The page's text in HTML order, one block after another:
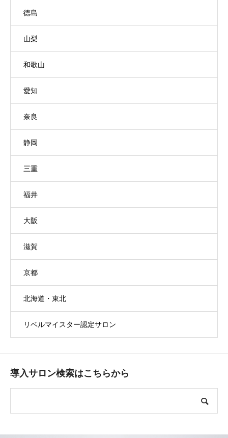
徳島
山梨
和歌山
愛知
奈良
静岡
三重
福井
大阪
滋賀
京都
北海道・東北
リベルマイスター認定サロン
導入サロン検索はこちらから